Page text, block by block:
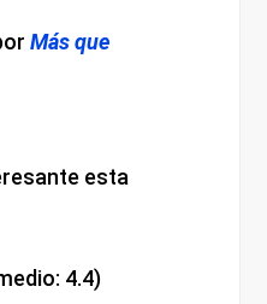
Más que
esta
4.4)